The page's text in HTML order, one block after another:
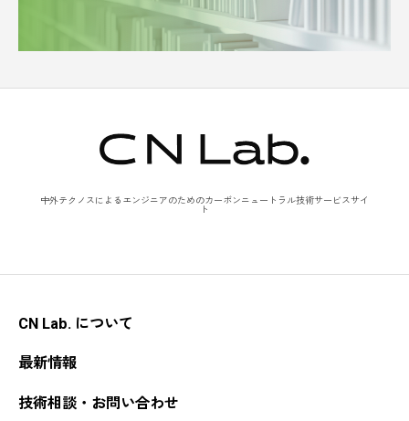
中外テクノスによるエンジニアのためのカーボンニュートラル技術サービスサイ
ト
CN Lab. について
最新情報
技術相談・お問い合わせ